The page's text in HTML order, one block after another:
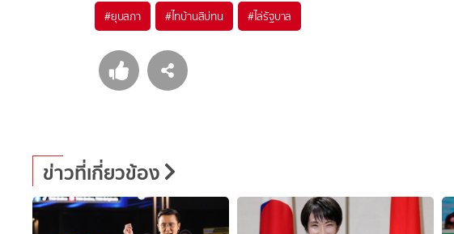
#ยุบสภา #ไทบ้านสิบ่ทน #ไล่รัฐบาล
ข่าวที่เกี่ยวข้อง